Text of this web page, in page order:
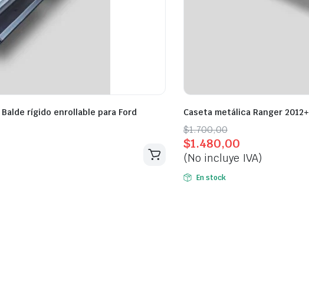
rígido enrollable para Ford
Caseta metálica Ranger 2012+
$1.700,00
Original
price
was:
$1.700,00.
$1.480,00
Current
price
is:
$1.480,00.
(No incluye IVA)
En stock